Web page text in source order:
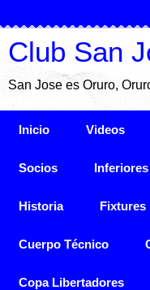
Club San
San Jose es Oruro,
Inicio Videos
Socios Inferiores
Historia Fixtures
Cuerpo Técnico
Copa Libertadores